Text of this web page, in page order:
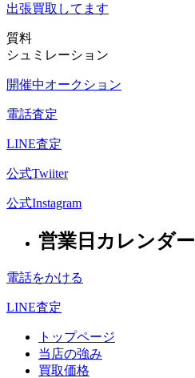
出張買取 してます
質料
シュミレーション
開催中オークション
電話査定
LINE査定
公式Twiiter
公式Instagram
営業日カレンダー
電話をかける
LINE査定
トップページ
当店の強み
買取価格